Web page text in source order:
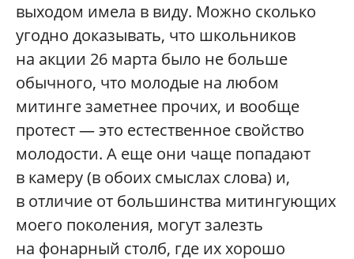
выходом имела в виду. Можно сколько
угодно доказывать, что школьников
на акции 26 марта было не больше
обычного, что молодые на любом
митинге заметнее прочих, и вообще
протест — это естественное свойство
молодости. А еще они чаще попадают
в камеру (в обоих смыслах слова) и,
в отличие от большинства митингующих
моего поколения, могут залезть
на фонарный столб, где их хорошо